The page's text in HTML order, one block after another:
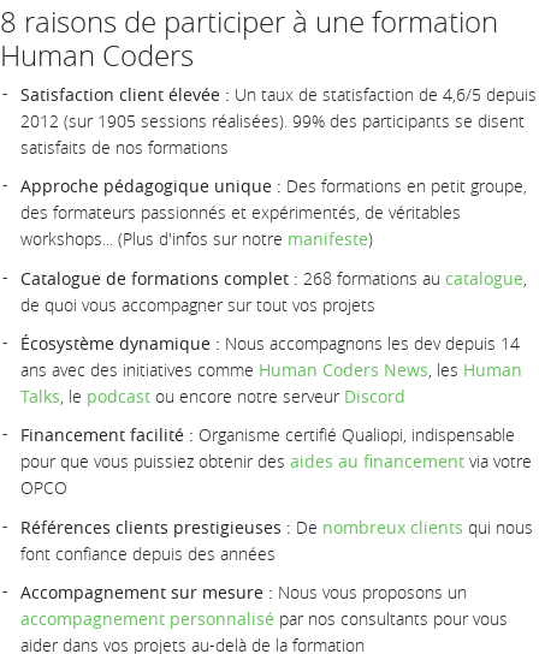
8 raisons de participer à une formation
Human Coders
Satisfaction client élevée : Un taux de statisfaction de 4,6/5 depuis
2012 (sur 1905 sessions réalisées). 99% des participants se disent
satisfaits de nos formations
Approche pédagogique unique : Des formations en petit groupe,
des formateurs passionnés et expérimentés, de véritables
workshops... (Plus d'infos sur notre manifeste)
Catalogue de formations complet : 268 formations au catalogue
de quoi vous accompagner sur tout vos projets
Écosystème dynamique : Nous accompagnons les dev depuis 14
ans avec des initiatives comme Human Coders News, les Human
Talks, le podcast ou encore notre serveur Discord
Financement facilité : Organisme certifié Qualiopi, indispensable
pour que vous puissiez obtenir des aides au financement via votre
OPCO
Références clients prestigieuses : De nombreux clients qui nous
font confiance depuis des années
Accompagnement sur mesure : Nous vous proposons un
accompagnement personnalisé par nos consultants pour vous
aider dans vos projets au-delà de la formation